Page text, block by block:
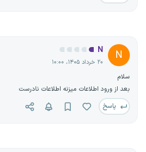
N
N
۲۰ خرداد ۱۴۰۵، ۱۰:۰۰
سلام
بعد از ورود اطلاعات میزنه اطلاعات نادرست
پاسخ